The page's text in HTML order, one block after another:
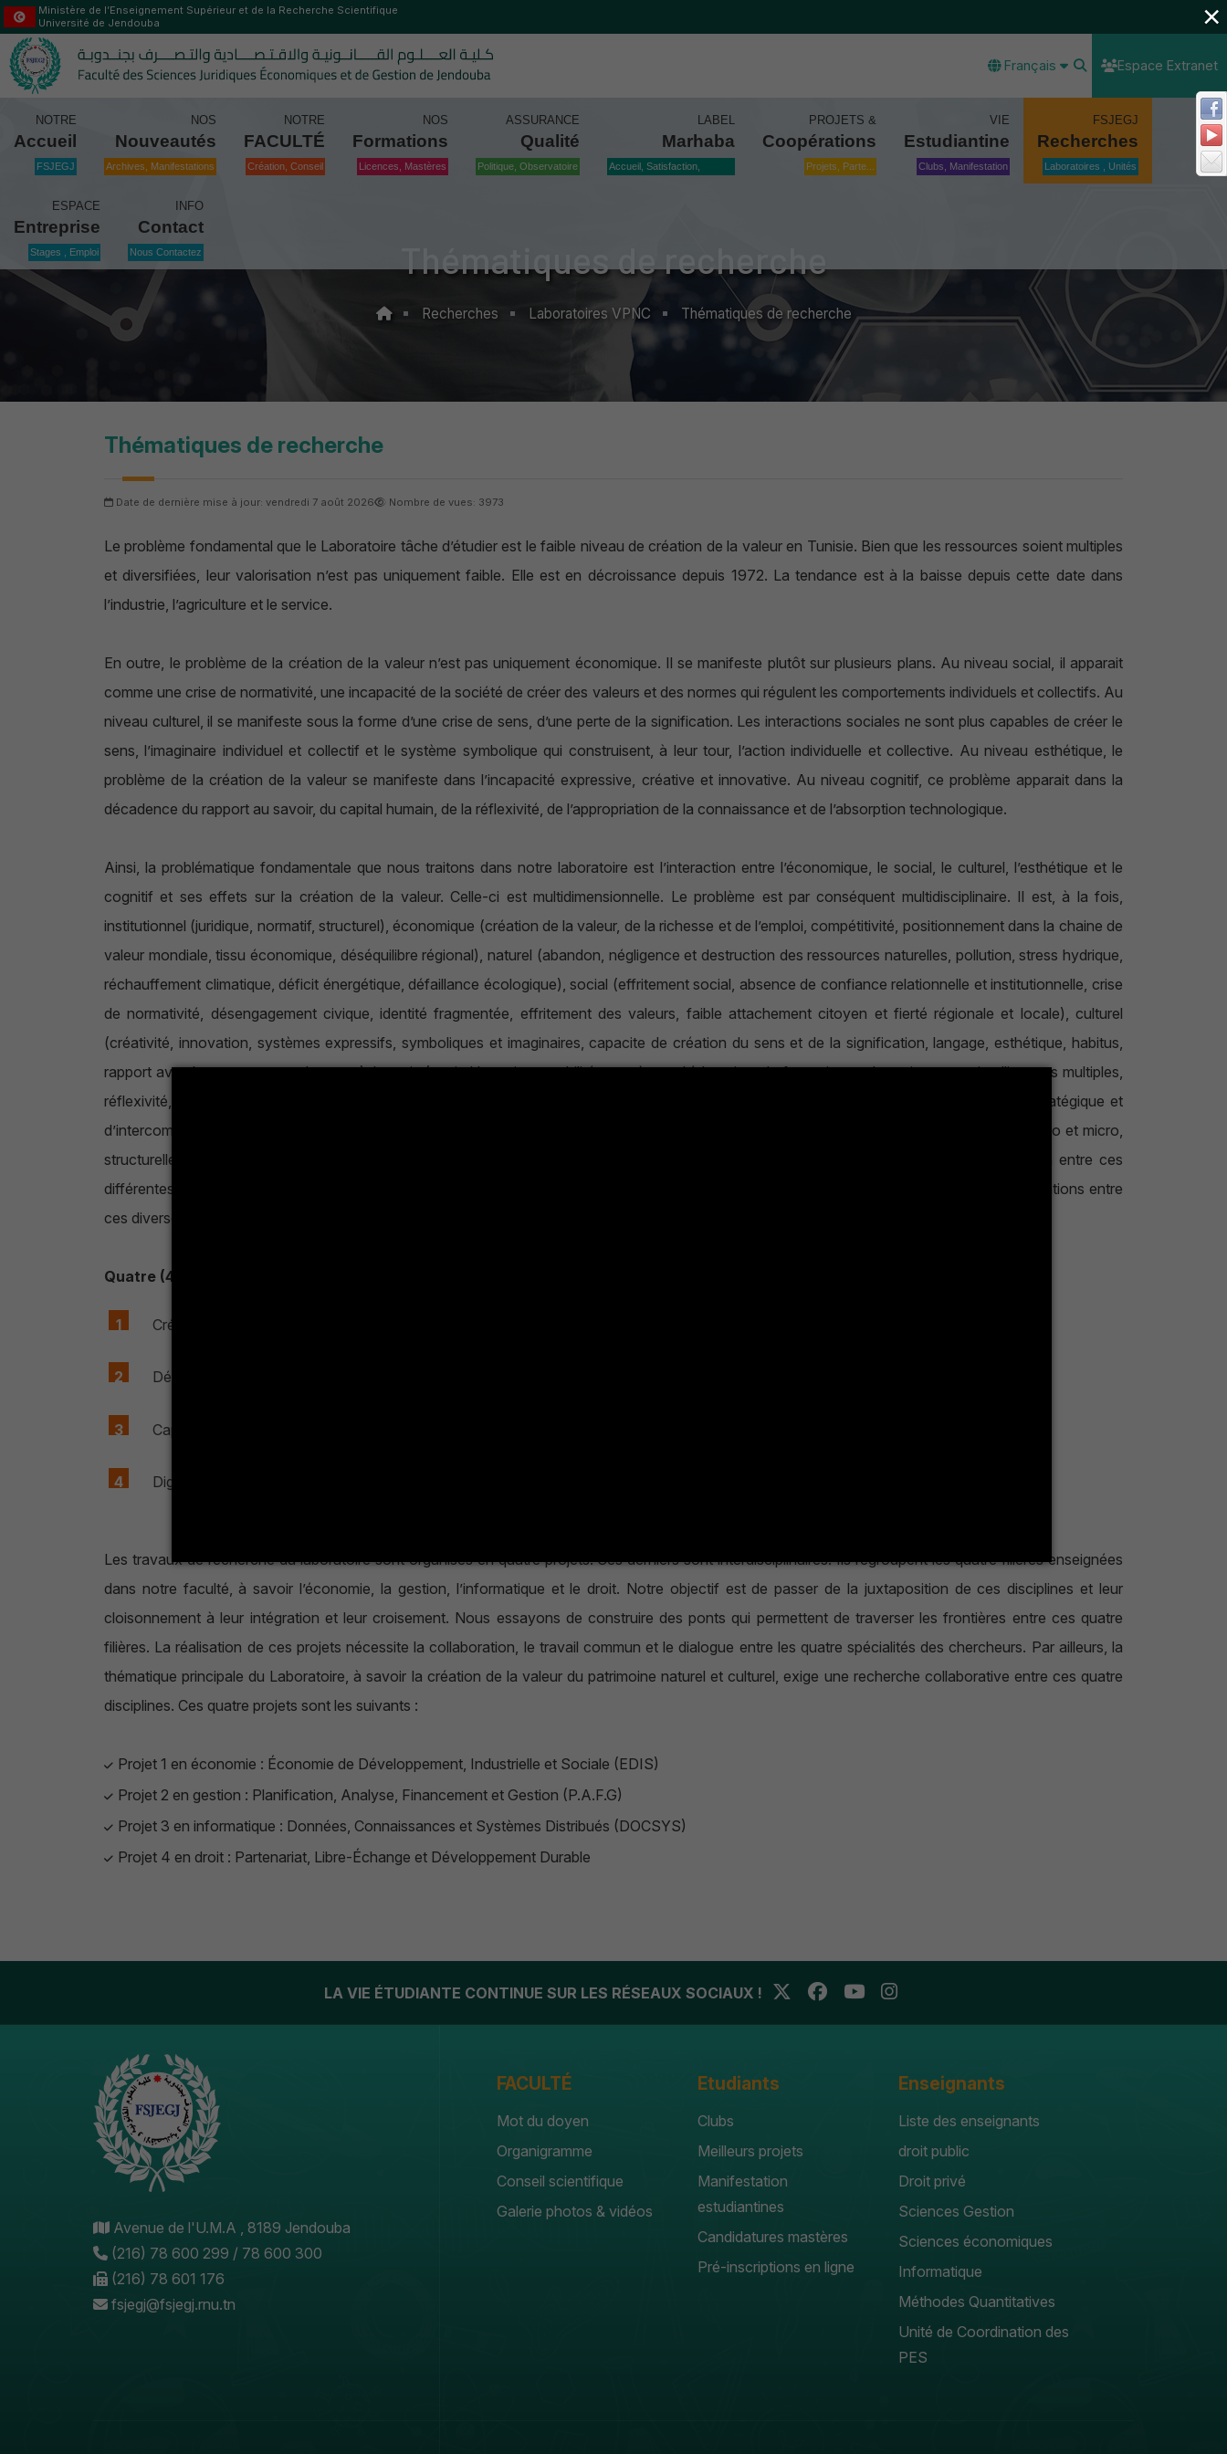
Ministère de l’Enseignement Supérieur et de la Recherche Scientifique
Université de Jendouba
Français Espace Extranet
NOTRE
Accueil
FSJEGJ
NOS
Nouveautés
Archives, Manifestations
NOTRE
FACULTÉ
Création, Conseil
NOS
Formations
Licences, Mastères
ASSURANCE
Qualité
Politique, Observatoire
LABEL
Marhaba
Accueil, Satisfaction,
PROJETS &
Coopérations
Projets, Parte...
VIE
Estudiantine
Clubs, Manifestation
FSJEGJ
Recherches
Laboratoires , Unités
ESPACE
Entreprise
Stages , Emploi
INFO
Contact
Nous Contactez Thématiques de recherche
Recherches Laboratoires VPNC Thématiques de recherche
Thématiques de recherche
Date de dernière mise à jour: vendredi 7 août 2026 Nombre de vues: 3973
Le problème fondamental que le Laboratoire tâche d’étudier est le faible niveau de création de la valeur en Tunisie. Bien que les ressources soient multiples
et diversifiées, leur valorisation n’est pas uniquement faible. Elle est en décroissance depuis 1972. La tendance est à la baisse depuis cette date dans
l’industrie, l’agriculture et le service.
En outre, le problème de la création de la valeur n’est pas uniquement économique. Il se manifeste plutôt sur plusieurs plans. Au niveau social, il apparait
comme une crise de normativité, une incapacité de la société de créer des valeurs et des normes qui régulent les comportements individuels et collectifs. Au
niveau culturel, il se manifeste sous la forme d’une crise de sens, d’une perte de la signification. Les interactions sociales ne sont plus capables de créer le
sens, l’imaginaire individuel et collectif et le système symbolique qui construisent, à leur tour, l’action individuelle et collective. Au niveau esthétique, le
problème de la création de la valeur se manifeste dans l’incapacité expressive, créative et innovative. Au niveau cognitif, ce problème apparait dans la
décadence du rapport au savoir, du capital humain, de la réflexivité, de l’appropriation de la connaissance et de l’absorption technologique.
Ainsi, la problématique fondamentale que nous traitons dans notre laboratoire est l’interaction entre l’économique, le social, le culturel, l’esthétique et le
cognitif et ses effets sur la création de la valeur. Celle-ci est multidimensionnelle. Le problème est par conséquent multidisciplinaire. Il est, à la fois,
institutionnel (juridique, normatif, structurel), économique (création de la valeur, de la richesse et de l’emploi, compétitivité, positionnement dans la chaine de
valeur mondiale, tissu économique, déséquilibre régional), naturel (abandon, négligence et destruction des ressources naturelles, pollution, stress hydrique,
réchauffement climatique, déficit énergétique, défaillance écologique), social (effritement social, absence de confiance relationnelle et institutionnelle, crise
de normativité, désengagement civique, identité fragmentée, effritement des valeurs, faible attachement citoyen et fierté régionale et locale), culturel
(créativité, innovation, systèmes expressifs, symboliques et imaginaires, capacite de création du sens et de la signification, langage, esthétique, habitus,
rapport avec le temps et avec l’espace), humain (capital humain, capabilités, systèmes d’éducation, de formation et d’enseignement, intelligences multiples,
réflexivité, identité morale) et cognitif (appropriation et création des connaissances, absorption technologique, rationalités (instrumentale, stratégique et
d’intercompréhension), rapport au savoir, complexité des pratiques). Ces différentes facettes de notre problématique sont simultanément macro et micro,
structurelles et comportementales, systémiques et interactionnistes, transversales et longitudinales. Nos recherches portent sur l’interaction entre ces
différentes facettes de cette décadence de la création de la valeur en Tunisie. Nous essayons d’identifier les mécanismes générateurs des relations entre
ces diverses dimensions de la création de la valeur.
Quatre (4) mots clés spécifiques du LR
Création de la valeur sur la base des ressources
Développement durable
Capitaux de la prospérité
Digitalisation
Les travaux de recherche du laboratoire sont organisés en quatre projets. Ces derniers sont interdisciplinaires. Ils regroupent les quatre filières enseignées
dans notre faculté, à savoir l’économie, la gestion, l’informatique et le droit. Notre objectif est de passer de la juxtaposition de ces disciplines et leur
cloisonnement à leur intégration et leur croisement. Nous essayons de construire des ponts qui permettent de traverser les frontières entre ces quatre
filières. La réalisation de ces projets nécessite la collaboration, le travail commun et le dialogue entre les quatre spécialités des chercheurs. Par ailleurs, la
thématique principale du Laboratoire, à savoir la création de la valeur du patrimoine naturel et culturel, exige une recherche collaborative entre ces quatre
disciplines. Ces quatre projets sont les suivants :
Projet 1 en économie : Économie de Développement, Industrielle et Sociale (EDIS)
Projet 2 en gestion : Planification, Analyse, Financement et Gestion (P.A.F.G)
Projet 3 en informatique : Données, Connaissances et Systèmes Distribués (DOCSYS)
Projet 4 en droit : Partenariat, Libre-Échange et Développement Durable
LA VIE ÉTUDIANTE CONTINUE SUR LES RÉSEAUX SOCIAUX !
Avenue de l'U.M.A , 8189 Jendouba
(216) 78 600 299 / 78 600 300
(216) 78 601 176
fsjegj@fsjegj.rnu.tn
FACULTÉ
Mot du doyen
Organigramme
Conseil scientifique
Galerie photos & vidéos
Etudiants
Clubs
Meilleurs projets
Manifestation
estudiantines
Candidatures mastères
Pré-inscriptions en ligne
Enseignants
Liste des enseignants
droit public
Droit privé
Sciences Gestion
Sciences économiques
Informatique
Méthodes Quantitatives
Unité de Coordination des
PES
×